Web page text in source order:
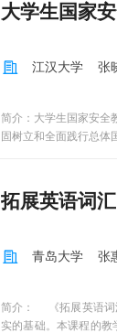
大学生国家
江汉大学 张
简介：大学生国家安全
固树立和全面践行总体
拓展英语词汇
青岛大学 张
简介： 《拓展英语词
实的基础。本课程的